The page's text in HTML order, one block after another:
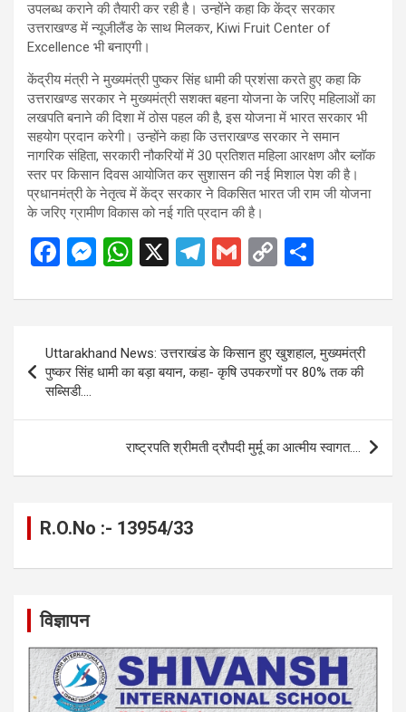
उपलब्ध कराने की तैयारी कर रही है। उन्होंने कहा कि केंद्र सरकार
उत्तराखण्ड में न्यूजीलैंड के साथ मिलकर, Kiwi Fruit Center of
Excellence भी बनाएगी।
केंद्रीय मंत्री ने मुख्यमंत्री पुष्कर सिंह धामी की प्रशंसा करते हुए कहा कि
उत्तराखण्ड सरकार ने मुख्यमंत्री सशक्त बहना योजना के जरिए महिलाओं का
लखपति बनाने की दिशा में ठोस पहल की है, इस योजना में भारत सरकार भी
सहयोग प्रदान करेगी। उन्होंने कहा कि उत्तराखण्ड सरकार ने समान
नागरिक संहिता, सरकारी नौकरियों में 30 प्रतिशत महिला आरक्षण और ब्लॉक
स्तर पर किसान दिवस आयोजित कर सुशासन की नई मिशाल पेश की है।
प्रधानमंत्री के नेतृत्व में केंद्र सरकार ने विकसित भारत जी राम जी योजना
के जरिए ग्रामीण विकास को नई गति प्रदान की है।
F
ce
o
o
k
M
se
g
W
at
A
p
X
T
e
gr
a
G
ail
C
py
n
ar
navigation
Uttarakhand News: उत्तराखंड के किसान हुए खुशहाल, मुख्यमंत्री
पुष्कर सिंह धामी का बड़ा बयान, कहा- कृषि उपकरणों पर 80% तक की
सब्सिडी….
राष्ट्रपति श्रीमती द्रौपदी मुर्मू का आत्मीय स्वागत….
R.O.No :- 13954/33
विज्ञापन